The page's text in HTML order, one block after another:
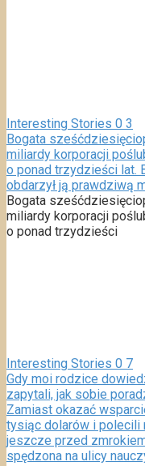
Interesting Stories 0 3
Bogata
miliardy korporacji
o ponad trzydzieści lat.
obdarzył ją prawdziwą
Bogata
miliardy korporacji
o ponad trzydzieści
Interesting Stories 0 7
Gdy moi rodzice
zapytali, jak sobie
Zamiast okazać
tysiąc dolarów i polecili
jeszcze przed
spędzona na ulicy